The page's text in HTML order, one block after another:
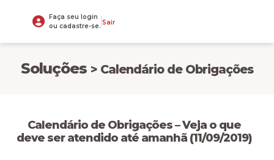
Faça seu login
ou cadastre-se. Sair
Soluções > Calendário de Obrigações
Calendário de Obrigações – Veja o que
deve ser atendido até amanhã (11/09/2019)